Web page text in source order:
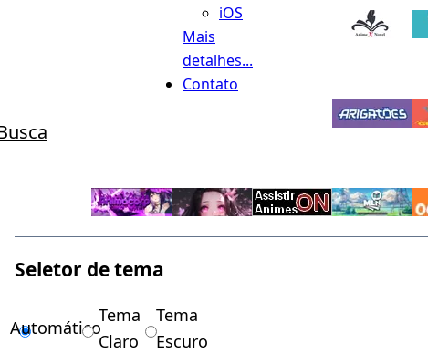
iOS
Mais
detalhes...
Contato
Seletor de tema
Automático
Tema
Claro
Tema
Escuro